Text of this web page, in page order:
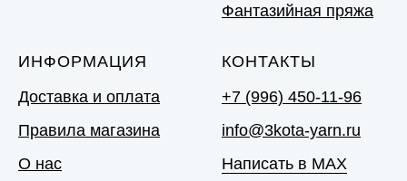
Фантазийная пряжа
ИНФОРМАЦИЯ
Доставка и оплата
Правила магазина
О нас
КОНТАКТЫ
+7 (996) 450-11-96
info@3kota-yarn.ru
Написать в MAX